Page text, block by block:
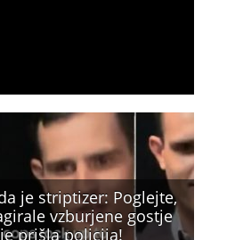
je striptizer: Poglejte,
vzburjene gostje
prišla policija!